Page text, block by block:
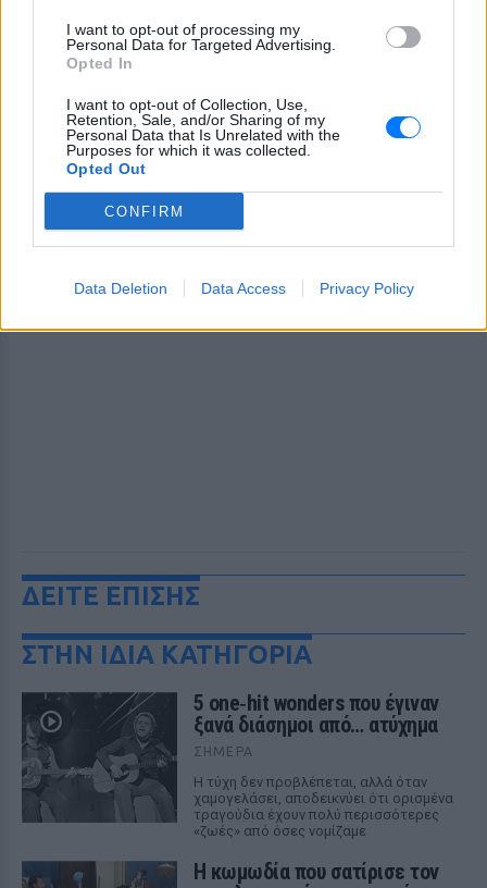
I want to opt-out of processing my
Personal Data for Targeted Advertising.
Opted In
I want to opt-out of Collection, Use,
Retention, Sale, and/or Sharing of my
Personal Data that Is Unrelated with the
Purposes for which it was collected.
Opted Out
CONFIRM
Data Deletion Data Access Privacy Policy
Ακολουθήστε το E-Radio.gr και στο Instagram
ΔΕΙΤΕ ΕΠΙΣΗΣ
ΣΤΗΝ ΙΔΙΑ ΚΑΤΗΓΟΡΙΑ
5 one‑hit wonders που έγιναν
ξανά διάσημοι από… ατύχημα
ΣΉΜΕΡΑ
Η τύχη δεν προβλέπεται, αλλά όταν
χαμογελάσει, αποδεικνύει ότι ορισμένα
τραγούδια έχουν πολύ περισσότερες
«ζωές» από όσες νομίζαμε
Η κωμωδία που σατίρισε τον